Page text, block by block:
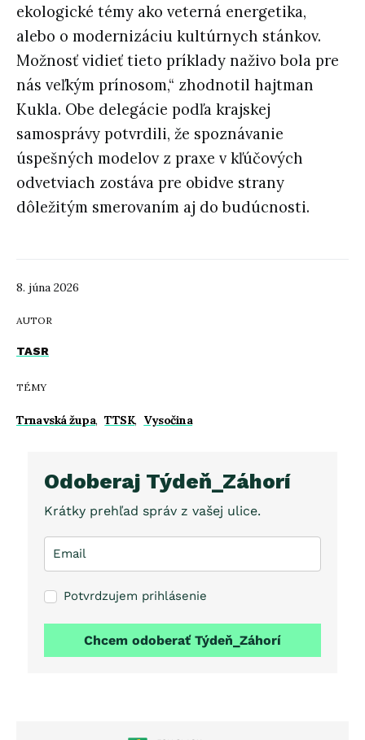
8. júna 2026
AUTOR
TASR
TÉMY
Trnavská župa, TTSK, Vysočina
ekologické témy ako veterná energetika,
alebo o modernizáciu kultúrnych stánkov.
Možnosť vidieť tieto príklady naživo bola pre
nás veľkým prínosom,“ zhodnotil hajtman
Kukla. Obe delegácie podľa krajskej
samosprávy potvrdili, že spoznávanie
úspešných modelov z praxe v kľúčových
odvetviach zostáva pre obidve strany
dôležitým smerovaním aj do budúcnosti.
Odoberaj Týdeň_Záhorí
Krátky prehľad správ z vašej ulice.
Potvrdzujem prihlásenie
Chcem odoberať Týdeň_Záhorí